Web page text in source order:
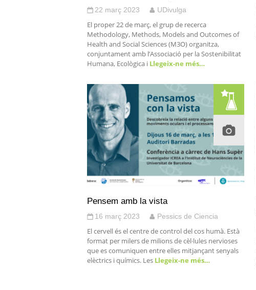
22 març 2023 UDivulga
El proper 22 de març, el grup de recerca
Methodology, Methods, Models and Outcomes of
Health and Social Sciences (M3O) organitza,
conjuntament amb l’Associació per la Sostenibilitat
Humana, Ecològica i Llegeix-ne més…
Pensem amb la vista
16 març 2023 Pessics de Ciencia
El cervell és el centre de control del cos humà. Està
format per milers de milions de cèl·lules nervioses
que es comuniquen entre elles mitjançant senyals
elèctrics i químics. Les Llegeix-ne més…